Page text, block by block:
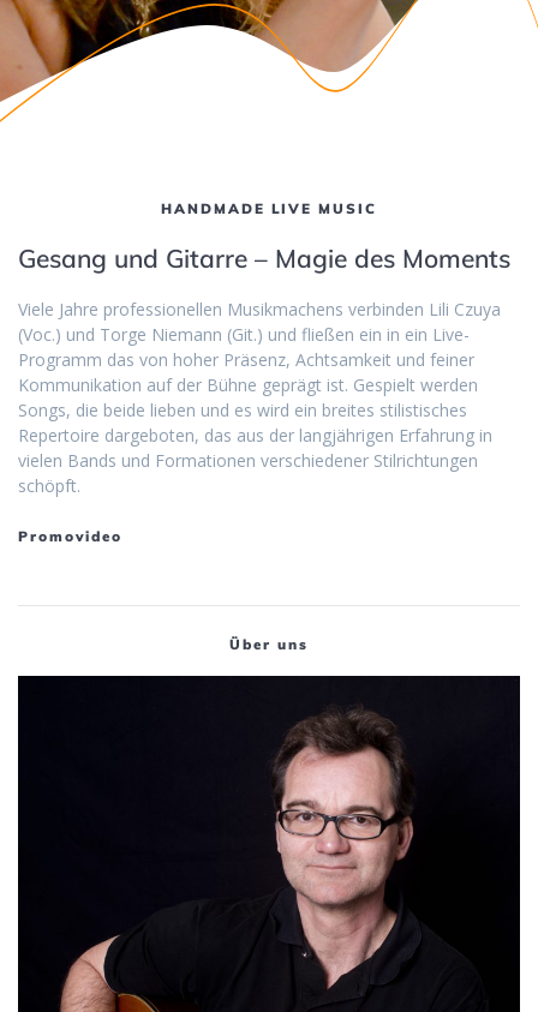
HANDMADE LIVE MUSIC
Gesang und Gitarre – Magie des Moments
Viele Jahre professionellen Musikmachens verbinden Lili Czuya
(Voc.) und Torge Niemann (Git.) und fließen ein in ein Live-
Programm das von hoher Präsenz, Achtsamkeit und feiner
Kommunikation auf der Bühne geprägt ist. Gespielt werden
Songs, die beide lieben und es wird ein breites stilistisches
Repertoire dargeboten, das aus der langjährigen Erfahrung in
vielen Bands und Formationen verschiedener Stilrichtungen
schöpft.
Promovideo
Über uns